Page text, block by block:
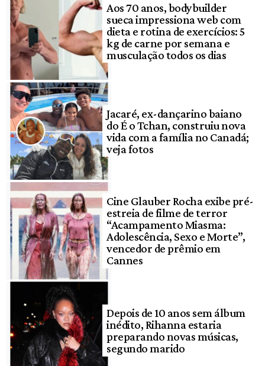
Aos 70 anos, bodybuilder
sueca impressiona web com
dieta e rotina de exercícios: 5
kg de carne por semana e
musculação todos os dias
Jacaré, ex-dançarino baiano
do É o Tchan, construiu nova
vida com a família no Canadá;
veja fotos
Cine Glauber Rocha exibe pré-
estreia de filme de terror
“Acampamento Miasma:
Adolescência, Sexo e Morte”,
vencedor de prêmio em
Cannes
Depois de 10 anos sem álbum
inédito, Rihanna estaria
preparando novas músicas,
segundo marido